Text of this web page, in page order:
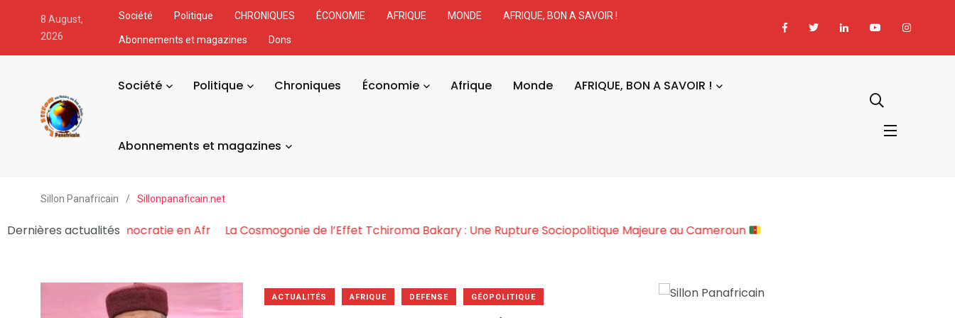
8 August,
2026
Société Politique CHRONIQUES ÉCONOMIE AFRIQUE MONDE AFRIQUE, BON A SAVOIR !
Abonnements et magazines Dons
Société Politique Chroniques Économie Afrique Monde AFRIQUE, BON A SAVOIR !
Abonnements et magazines
Sillon Panafricain / Sillonpanaficain.net
Dernières actualités
Fabrique et Asphyxie la Démocratie en Afr La Cosmogonie de l’Effet Tchiroma Bakary : Une Rupture Sociopolitique Majeure au Cameroun
ACTUALITÉS AFRIQUE DEFENSE GÉOPOLITIQUE